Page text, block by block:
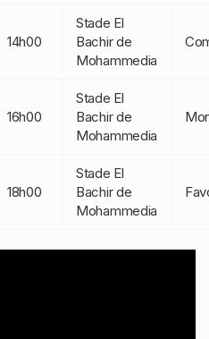
14h00
Stade El
Bachir de
Mohammedia
16h00
Stade El
Bachir de
Mohammedia
18h00
Stade El
Bachir de
Mohammedia